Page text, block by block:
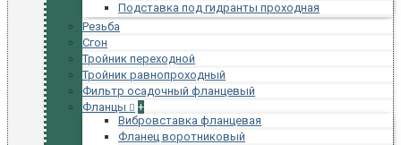
Подставка под гидранты проходная
Резьба
Сгон
Тройник переходной
Тройник равнопроходный
Фильтр осадочный фланцевый
Фланцы
+
Вибровставка фланцевая
Фланец воротниковый